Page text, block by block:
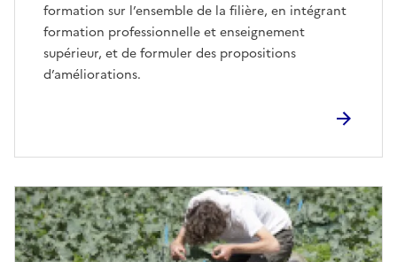
formation sur l’ensemble de la filière, en intégrant
formation professionnelle et enseignement
supérieur, et de formuler des propositions
d’améliorations.